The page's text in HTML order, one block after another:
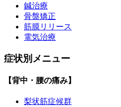
鍼治療
骨盤矯正
筋膜リリース
電気治療
症状別メニュー
【背中・腰の痛み】
梨状筋症候群